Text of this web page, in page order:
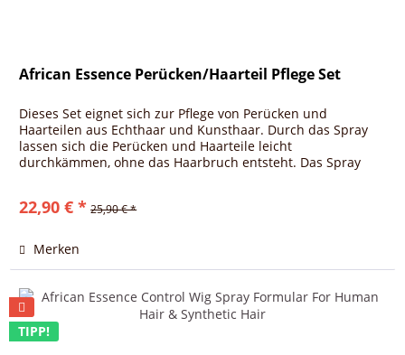
African Essence Perücken/Haarteil Pflege Set
Dieses Set eignet sich zur Pflege von Perücken und
Haarteilen aus Echthaar und Kunsthaar. Durch das Spray
lassen sich die Perücken und Haarteile leicht
durchkämmen, ohne das Haarbruch entsteht. Das Spray
22,90 € * 25,90 € *
Merken
TIPP!